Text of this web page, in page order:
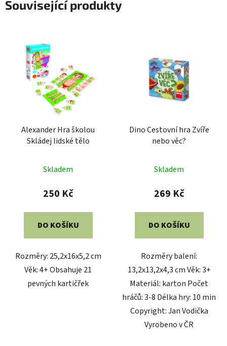
Související produkty
Alexander Hra školou
Skládej lidské tělo
hodnocení
produktu
4,0
z
hvězdiček.
Skladem
250 Kč
DO KOŠÍKU
Rozměry: 25,2x16x5,2 cm
Věk: 4+ Obsahuje 21
pevných kartičřek
Dino Cestovní hra Zvíře
nebo věc?
Skladem
269 Kč
DO KOŠÍKU
Rozměry balení:
13,2x13,2x4,3 cm Věk: 3+
Materiál: karton Počet
hráčů: 3-8 Délka hry: 10 min
Copyright: Jan Vodička
Vyrobeno v ČR